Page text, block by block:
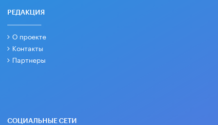
РЕДАКЦИЯ
О проекте
Контакты
Партнеры
СОЦИАЛЬНЫЕ СЕТИ